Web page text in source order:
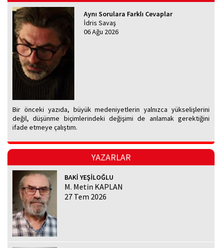
Aynı Sorulara Farklı Cevaplar
İdris Savaş
06 Ağu 2026
Bir önceki yazıda, büyük medeniyetlerin yalnızca yükselişlerini
değil, düşünme biçimlerindeki değişimi de anlamak gerektiğini
ifade etmeye çalıştım.
YAZARLAR
BAKİ YEŞİLOĞLU
M. Metin KAPLAN
27 Tem 2026